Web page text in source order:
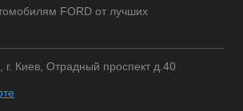
FORD от лучших
Киев, Отрадный проспект д.40